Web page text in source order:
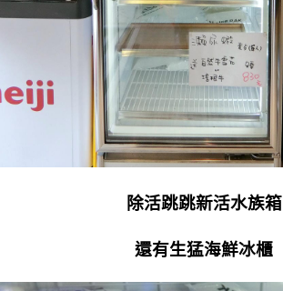
除活跳跳新活水族箱
還有生猛海鮮冰櫃